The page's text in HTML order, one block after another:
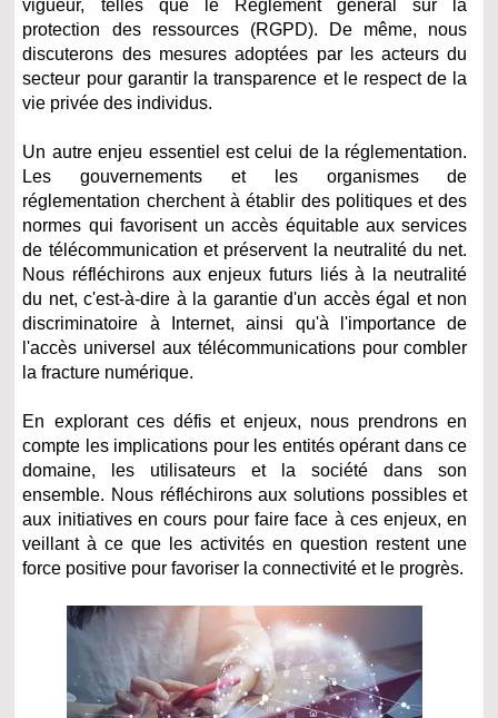
vigueur, telles que le Règlement général sur la
protection des ressources (RGPD). De même, nous
discuterons des mesures adoptées par les acteurs du
secteur pour garantir la transparence et le respect de la
vie privée des individus.
Un autre enjeu essentiel est celui de la réglementation.
Les gouvernements et les organismes de
réglementation cherchent à établir des politiques et des
normes qui favorisent un accès équitable aux services
de télécommunication et préservent la neutralité du net.
Nous réfléchirons aux enjeux futurs liés à la neutralité
du net, c'est-à-dire à la garantie d'un accès égal et non
discriminatoire à Internet, ainsi qu'à l'importance de
l'accès universel aux télécommunications pour combler
la fracture numérique.
En explorant ces défis et enjeux, nous prendrons en
compte les implications pour les entités opérant dans ce
domaine, les utilisateurs et la société dans son
ensemble. Nous réfléchirons aux solutions possibles et
aux initiatives en cours pour faire face à ces enjeux, en
veillant à ce que les activités en question restent une
force positive pour favoriser la connectivité et le progrès.